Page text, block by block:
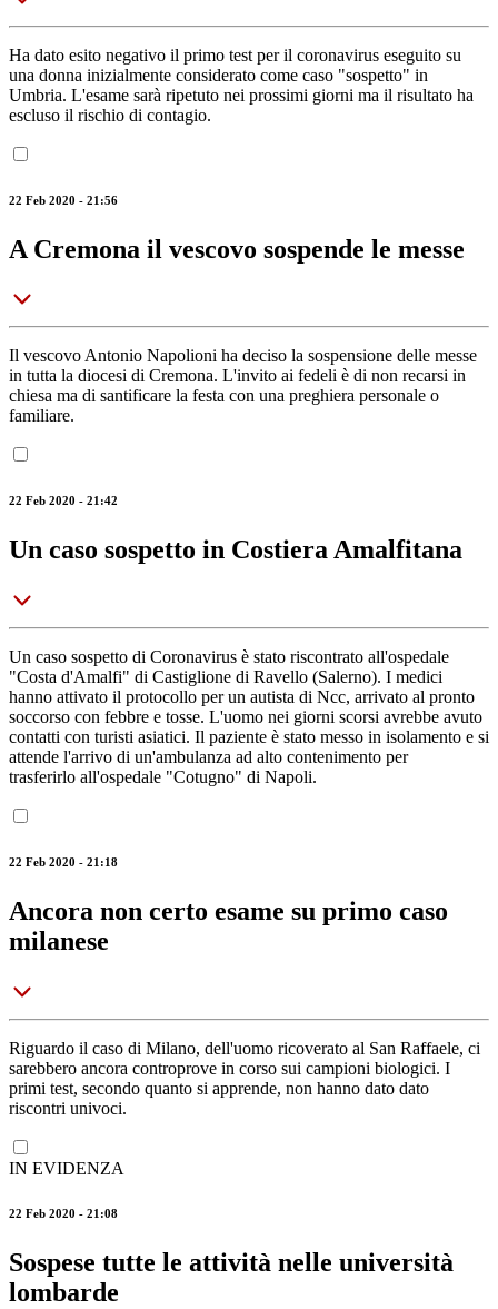
Ha dato esito negativo il primo test per il coronavirus eseguito su
una donna inizialmente considerato come caso "sospetto" in
Umbria. L'esame sarà ripetuto nei prossimi giorni ma il risultato ha
escluso il rischio di contagio.
22 Feb 2020 - 21:56
A Cremona il vescovo sospende le messe
Il vescovo Antonio Napolioni ha deciso la sospensione delle messe
in tutta la diocesi di Cremona. L'invito ai fedeli è di non recarsi in
chiesa ma di santificare la festa con una preghiera personale o
familiare.
22 Feb 2020 - 21:42
Un caso sospetto in Costiera Amalfitana
Un caso sospetto di Coronavirus è stato riscontrato all'ospedale
"Costa d'Amalfi" di Castiglione di Ravello (Salerno). I medici
hanno attivato il protocollo per un autista di Ncc, arrivato al pronto
soccorso con febbre e tosse. L'uomo nei giorni scorsi avrebbe avuto
contatti con turisti asiatici. Il paziente è stato messo in isolamento e si
attende l'arrivo di un'ambulanza ad alto contenimento per
trasferirlo all'ospedale "Cotugno" di Napoli.
22 Feb 2020 - 21:18
Ancora non certo esame su primo caso
milanese
Riguardo il caso di Milano, dell'uomo ricoverato al San Raffaele, ci
sarebbero ancora controprove in corso sui campioni biologici. I
primi test, secondo quanto si apprende, non hanno dato dato
riscontri univoci.
IN EVIDENZA
22 Feb 2020 - 21:08
Sospese tutte le attività nelle università
lombarde